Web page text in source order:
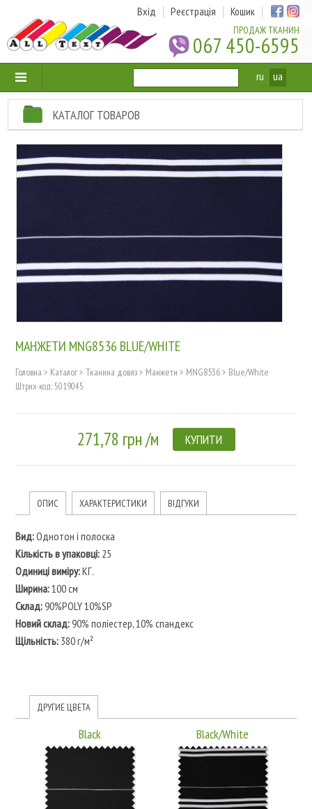
ПРОДАЖ ТКАНИН
067 450-6595
Вхід Реєстрація Кошик
ru ua
КАТАЛОГ ТОВАРОВ
МАНЖЕТИ MNG8536 BLUE/WHITE
Головна > Каталог> Тканина довяз> Манжети > MNG8536> Blue/White
Штрих-код: 5019045
271,78 грн /м КУПИТИ
ОПИС ХАРАКТЕРИСТИКИ ВІДГУКИ
Вид:Однотон і полоска
Кількість в упаковці:25
Одиниці виміру:КГ.
Ширина:100 см
Склад:90%POLY 10%SP
Новий склад:90% поліестер, 10% спандекс
Щільність:380 г/м²
ДРУГИЕ ЦВЕТА
Black Black/White